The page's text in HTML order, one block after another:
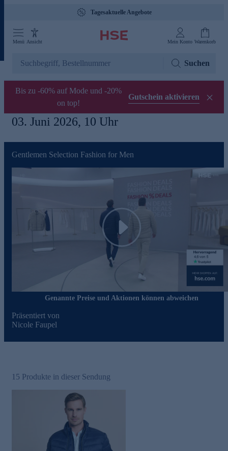
Tagesaktuelle Angebote
Menü Ansicht Mein Konto Warenkorb
Suchen
Bis zu -60% auf Mode und -20%
on top!
Gutschein aktivieren
03. Juni 2026, 10 Uhr
Gentlemen Selection Fashion for Men
Play
Genannte Preise und Aktionen können abweichen
Präsentiert von
Nicole Faupel
15 Produkte in dieser Sendung